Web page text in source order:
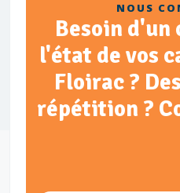
NOUS
Besoin
l'état de vos
Floirac ?
répétition ?